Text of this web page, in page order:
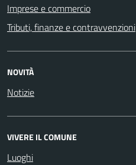
Imprese e commercio
Tributi, finanze e contravvenzioni
NOVITÀ
Notizie
VIVERE IL COMUNE
Luoghi